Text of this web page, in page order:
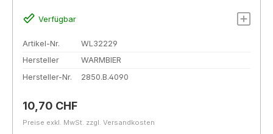
Verfügbar
Artikel-Nr.
WL32229
Hersteller
WARMBIER
Hersteller-Nr.
2850.B.4090
Regulärer Preis:
10,70 CHF
Preise exkl. MwSt. zzgl. Versandkosten